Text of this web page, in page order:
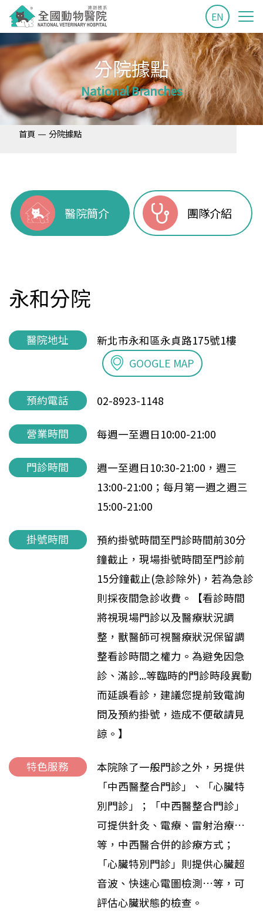
EN
分院據點
National Branches
首頁 — 分院據點
醫院簡介 團隊介紹
永和分院
醫院地址
新北市永和區永貞路175號1樓
GOOGLE MAP
預約電話 02-8923-1148
營業時間 每週一至週日10:00-21:00
門診時間
週一至週日10:30-21:00，週三
13:00-21:00；每月第一週之週三
15:00-21:00
掛號時間
預約掛號時間至門診時間前30分
鐘截止，現場掛號時間至門診前
15分鐘截止(急診除外)，若為急診
則採夜間急診收費。【看診時間
將視現場門診以及醫療狀況調
整，獸醫師可視醫療狀況保留調
整看診時間之權力。為避免因急
診、滿診...等臨時的門診時段異動
而延誤看診，建議您提前致電詢
問及預約掛號，造成不便敬請見
諒。】
特色服務
本院除了一般門診之外，另提供
「中西醫整合門診」、「心臟特
別門診」；「中西醫整合門診」
可提供針灸、電療、雷射治療…
等，中西醫合併的診療方式；
「心臟特別門診」則提供心臟超
音波、快速心電圖檢測…等，可
評估心臟狀態的檢查。